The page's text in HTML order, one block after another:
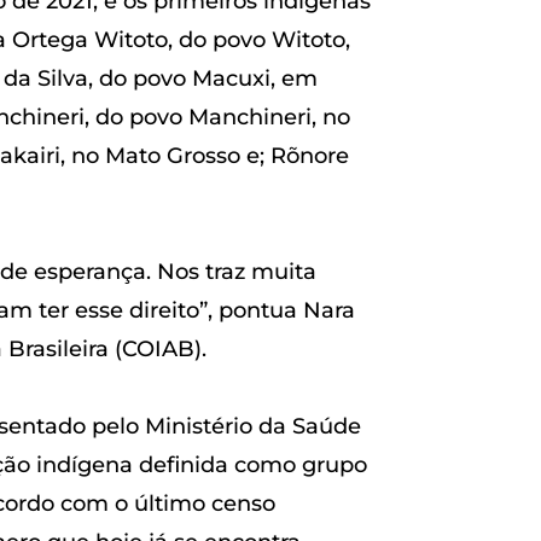
Ortega Witoto, do povo Witoto,
Silva, do povo Macuxi, em
do povo Manchineri, no
no Mato Grosso e; Rõnore
esperança. Nos traz muita
ter esse direito”, pontua Nara
(COIAB).
pelo Ministério da Saúde
indígena definida como grupo
com o último censo